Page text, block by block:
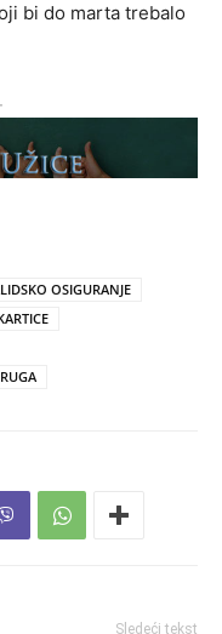
bi do marta trebalo
OSIGURANJE
Sledeći tekst